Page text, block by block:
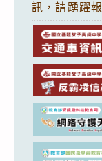
訊，請踴躍